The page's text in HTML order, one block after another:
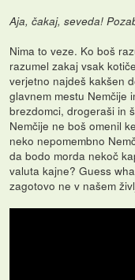
Aja, čakaj, seveda!
Nima to veze. Ko boš
razumel zakaj vsak
verjetno najdeš kakšen
glavnem mestu Nemčije
brezdomci, drogeraši in
Nemčije ne boš omenil
neko nepomembno
da bodo morda nekoč
valuta kajne? Guess
zagotovo ne v našem